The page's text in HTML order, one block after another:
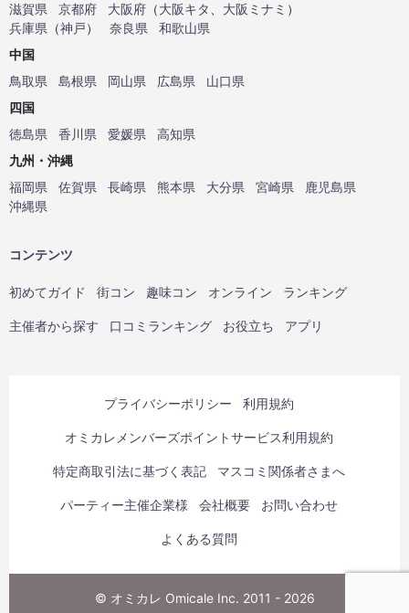
滋賀県
京都府 大阪府 （大阪キタ 大阪ミナミ ）
兵庫県 （神戸） 奈良県
和歌山県
中国
鳥取県
島根県 岡山県 広島県
山口県
四国
徳島県
香川県 愛媛県
高知県
九州・沖縄
福岡県
佐賀県 長崎県 熊本県 大分県 宮崎県
鹿児島県
沖縄県
コンテンツ
初めてガイド 街コン 趣味コン オンライン ランキング
主催者から探す 口コミランキング お役立ち アプリ
プライバシーポリシー 利用規約
オミカレメンバーズポイントサービス利用規約
特定商取引法に基づく表記 マスコミ関係者さまへ
パーティー主催企業様 会社概要 お問い合わせ
よくある質問
© オミカレ Omicale Inc. 2011 - 2026